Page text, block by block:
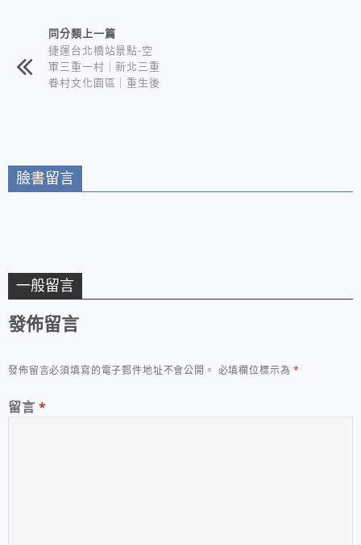
相連文章同分類上一篇
捷運台北橋站景點-空
軍三重一村｜新北三重
眷村文化園區｜重生後
臉書留言
一般留言
發佈留言
發佈留言必須填寫的電子郵件地址不會公開。 必填欄位標示為*
留言 *